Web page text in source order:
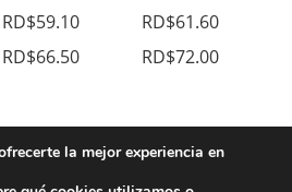
RD$59.10
RD$61.60
RD$66.50 RD$72.00
la mejor experiencia en